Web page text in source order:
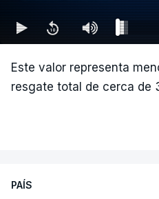
Este valor representa
resgate total de cerca de
PAÍS